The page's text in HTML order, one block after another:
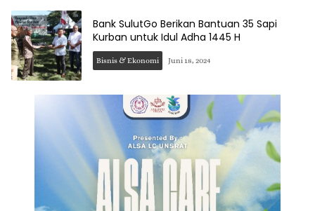
Bank SulutGo Berikan Bantuan 35 Sapi
Kurban untuk Idul Adha 1445 H
Bisnis & Ekonomi Juni 18, 2024